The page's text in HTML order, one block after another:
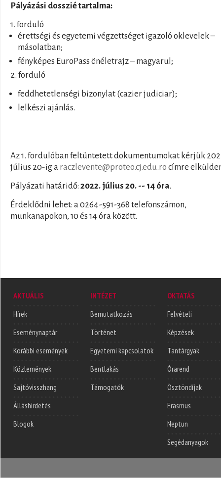
Pályázási dosszié tartalma:
1. forduló
érettségi és egyetemi végzettséget igazoló oklevelek –
másolatban;
fényképes EuroPass önéletrajz – magyarul;
2. forduló
feddhetetlenségi bizonylat (cazier judiciar);
lelkészi ajánlás.
Az 1. fordulóban feltüntetett dokumentumokat kérjük
július 20-ig a raczlevente@proteo.cj.edu.ro címre
Pályázati határidő: 2022. július 20. -- 14 óra.
Érdeklődni lehet: a 0264-591-368 telefonszámon,
munkanapokon, 10 és 14 óra között.
AKTUÁLIS
Hírek
Eseménynaptár
Korábbi események
Közlemények
Sajtóvisszhang
Álláshirdetés
Blogok
INTÉZET
Bemutatkozás
Történet
Egyetemi kapcsolatok
Bentlakás
Támogatók
OKTATÁS
Felvételi
Képzések
Tantárgyak
Órarend
Ösztöndíjak
Erasmus
Neptun
Segédanyagok